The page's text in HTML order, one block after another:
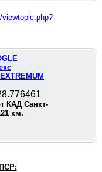
КАД Санкт-
км.
СР: